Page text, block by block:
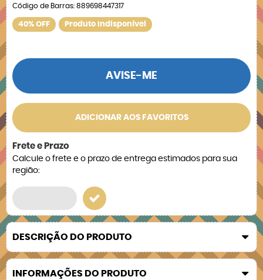
Código de Barras: 889698447317
40% OFF Produto Indisponível
AVISE-ME
ADICIONAR AOS FAVORITOS
Frete e Prazo
Calcule o frete e o prazo de entrega estimados para sua
região:
DESCRIÇÃO DO PRODUTO
INFORMAÇÕES DO PRODUTO